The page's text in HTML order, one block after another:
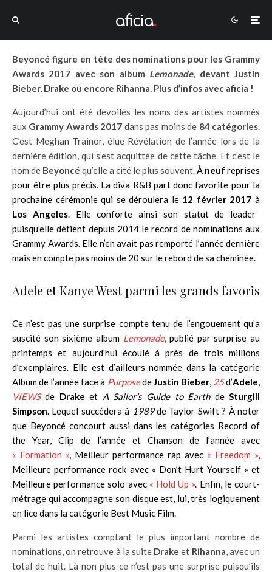
Beyoncé figure en tête des nominations pour les Grammy
Awards 2017 avec son album Lemonade, devant Justin
Bieber, Drake ou encore Rihanna. Plus d’infos avec aficia !
Aujourd’hui ont été dévoilés les noms des artistes nommés
aux Grammy Awards 2017 dans pas moins de 84 catégories.
C’est Meghan Trainor, élue Révélation de l’année lors de la
dernière édition, qui s’est acquittée de cette tâche. Et c’est le
nom de Beyoncé qu’elle a cité le plus souvent.À neuf reprises
pour être plus précis. La diva R&B part donc favorite pour la
prochaine cérémonie qui se déroulera le 12 février 2017 à
Los Angeles. Elle conforte ainsi son statut de leader
puisqu’elle détient depuis 2014 le record de nominations aux
Grammy Awards. Elle n’en avait pas remporté l’année dernière
mais en compte pas moins de 20 sur le rebord de sa cheminée.
Adele et Kanye West parmi les grands favoris
Ce n’est pas une surprise compte tenu de l’engouement qu’a
suscité son sixième album Lemonade, publié par surprise au
printemps et aujourd’hui écoulé à près de trois millions
d’exemplaires. Elle est d’ailleurs nommée dans la catégorie
Album de l’année face à PurposedeJustin Bieber, 25d’Adele,
VIEWSde Drake et A Sailor’s Guide to EarthdeSturgill
Simpson. Lequel succédera à 1989de Taylor Swift ? À noter
que Beyoncé concourt aussi dans les catégories Record of
the Year, Clip de l’année et Chanson de l’année avec
« Formation », Meilleur performance rap avec « Freedom »,
Meilleure performance rock avec « Don’t Hurt Yourself » et
Meilleure performance solo avec « Hold Up ». Enfin, le court-
métrage qui accompagne son disque est, lui, très logiquement
en lice dans la catégorie Best Music Film.
Parmi les artistes comptant le plus important nombre de
nominations, on retrouve à la suite Drake et Rihanna, avec un
total de huit. Là non plus ce n’est pas une surprise puisqu’ils